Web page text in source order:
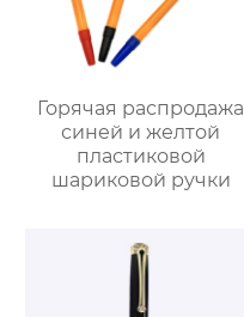
Горячая распродажа
синей и желтой
пластиковой
шариковой ручки